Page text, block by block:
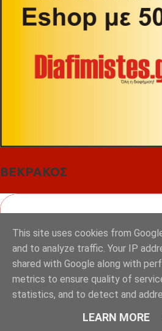
ΒΕΚΡΑΚΟΣ
This site uses cookies from
and to analyze traffic. Your IP
shared with Google along with
metrics to ensure quality of
statistics, and to detect and
LEARN MORE